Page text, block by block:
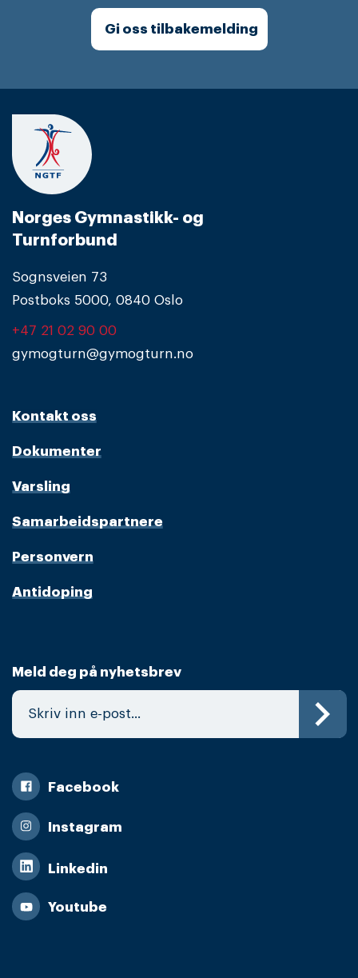
Gi oss tilbakemelding
Norges Gymnastikk- og
Turnforbund
Sognsveien 73
Postboks 5000, 0840 Oslo
+47 21 02 90 00
gymogturn@gymogturn.no
Kontakt oss
Dokumenter
Varsling
Samarbeidspartnere
Personvern
Antidoping
Meld deg på nyhetsbrev
Facebook
Instagram
Linkedin
Youtube